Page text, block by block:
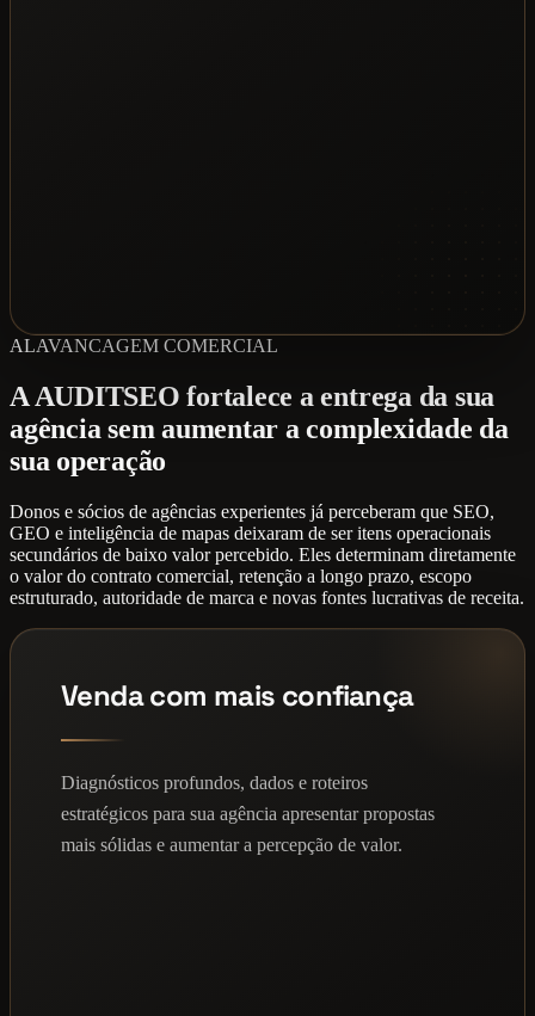
ALAVANCAGEM COMERCIAL
A AUDITSEO fortalece a entrega da sua
agência sem aumentar a complexidade da
sua operação
Donos e sócios de agências experientes já perceberam que SEO,
GEO e inteligência de mapas deixaram de ser itens operacionais
secundários de baixo valor percebido. Eles determinam diretamente
o valor do contrato comercial, retenção a longo prazo, escopo
estruturado, autoridade de marca e novas fontes lucrativas de receita.
Venda com mais confiança
Diagnósticos profundos, dados e roteiros
estratégicos para sua agência apresentar propostas
mais sólidas e aumentar a percepção de valor.